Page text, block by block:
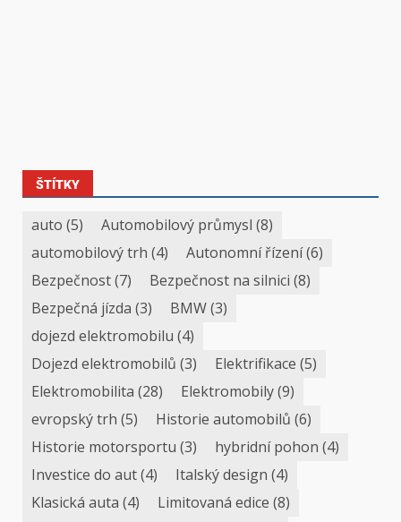
ŠTÍTKY
auto (5) Automobilový průmysl (8)
automobilový trh (4) Autonomní řízení(6)
Bezpečnost(7) Bezpečnost na silnici (8)
Bezpečná jízda (3) BMW(3)
dojezd elektromobilu (4)
Dojezd elektromobilů (3) Elektrifikace (5)
Elektromobilita (28) Elektromobily(9)
evropský trh (5) Historie automobilů (6)
Historie motorsportu (3) hybridní pohon (4)
Investice do aut(4) Italský design (4)
Klasická auta (4) Limitovaná edice (8)